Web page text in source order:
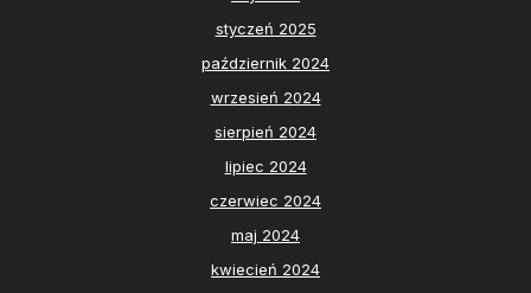
styczeń 2025
październik 2024
wrzesień 2024
sierpień 2024
lipiec 2024
czerwiec 2024
maj 2024
kwiecień 2024